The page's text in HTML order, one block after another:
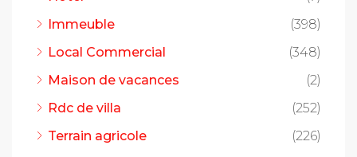
Immeuble
(398)
Local Commercial
(348)
Maison de vacances
(2)
Rdc de villa
(252)
Terrain agricole
(226)